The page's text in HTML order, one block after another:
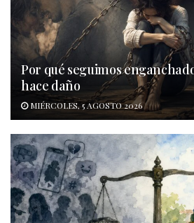
Por qué seguimos
hace daño
MIÉRCOLES, 5 AGOSTO 2026